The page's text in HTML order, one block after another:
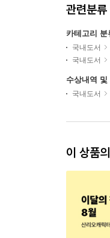
관련분류
카테고리 분
국내도서
국내도서
수상내역
국내도서
이 상품